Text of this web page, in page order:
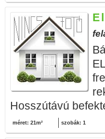
Hosszútávú
méret: 21m² szobák: 1